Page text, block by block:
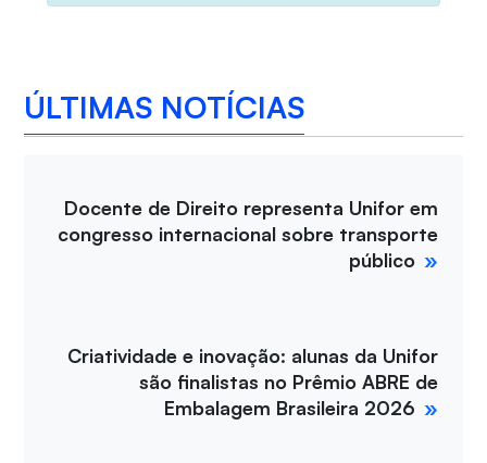
ÚLTIMAS NOTÍCIAS
Docente de Direito representa Unifor em
congresso internacional sobre transporte
público
Criatividade e inovação: alunas da Unifor
são finalistas no Prêmio ABRE de
Embalagem Brasileira 2026